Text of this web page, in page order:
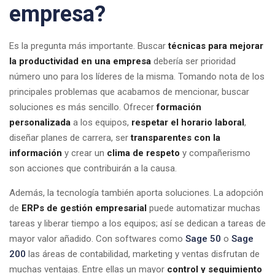
empresa?
Es la pregunta más importante. Buscartécnicas para mejorar
la productividad en una empresa debería ser prioridad
número uno para los líderes de la misma. Tomando nota de los
principales problemas que acabamos de mencionar, buscar
soluciones es más sencillo. Ofrecerformación
personalizada a los equipos, respetar el horario laboral,
diseñar planes de carrera, sertransparentes con la
información y crear un clima de respeto y compañerismo
son acciones que contribuirán a la causa.
Además, la tecnología también aporta soluciones. La adopción
de ERPs de gestión empresarial puede automatizar muchas
tareas y liberar tiempo a los equipos; así se dedican a tareas de
mayor valor añadido. Con softwares como Sage 50 o Sage
200 las áreas de contabilidad, marketing y ventas disfrutan de
muchas ventajas. Entre ellas un mayor control y seguimiento